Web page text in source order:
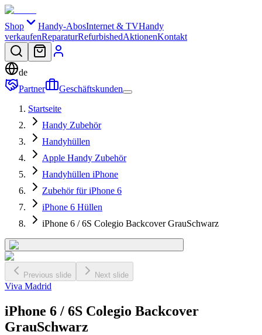
Shop Handy-AbosInternet & TVHandy
verkaufenReparaturRefurbishedAktionenKontakt
de
Partner
Geschäftskunden
Startseite
Handy Zubehör
Handyhüllen
Apple Handy Zubehör
Handyhüllen iPhone
Zubehör für iPhone 6
iPhone 6 Hüllen
iPhone 6 / 6S Colegio Backcover GrauSchwarz
Previous slide Next slide
Viva Madrid
iPhone 6 / 6S Colegio Backcover
GrauSchwarz